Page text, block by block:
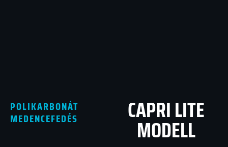
POLIKARBONÁT
MEDENCEFEDÉS CAPRI LITE
MODELL